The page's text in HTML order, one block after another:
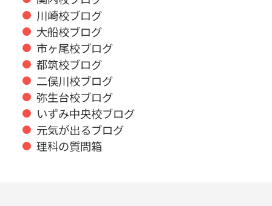
川崎校ブログ
大船校ブログ
市ヶ尾校ブログ
都筑校ブログ
二俣川校ブログ
弥生台校ブログ
いずみ中央校ブログ
元気が出るブログ
理科の質問箱